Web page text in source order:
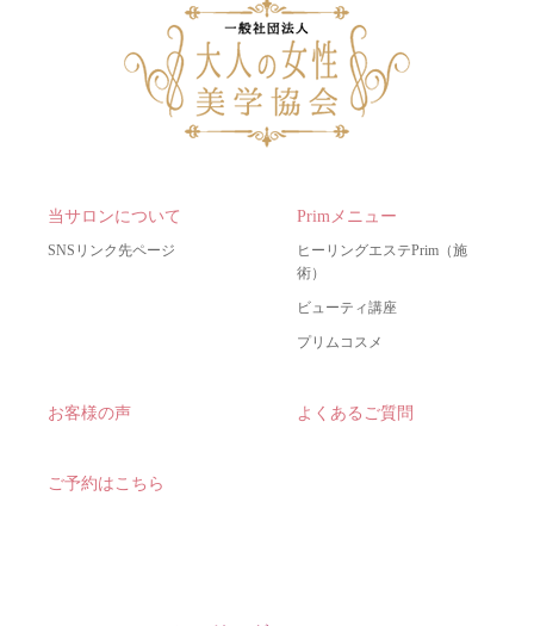
当サロンについて
SNSリンク先ページ
Primメニュー
ヒーリングエステPrim（施
術）
ビューティ講座
プリムコスメ
お客様の声 よくあるご質問
ご予約はこちら